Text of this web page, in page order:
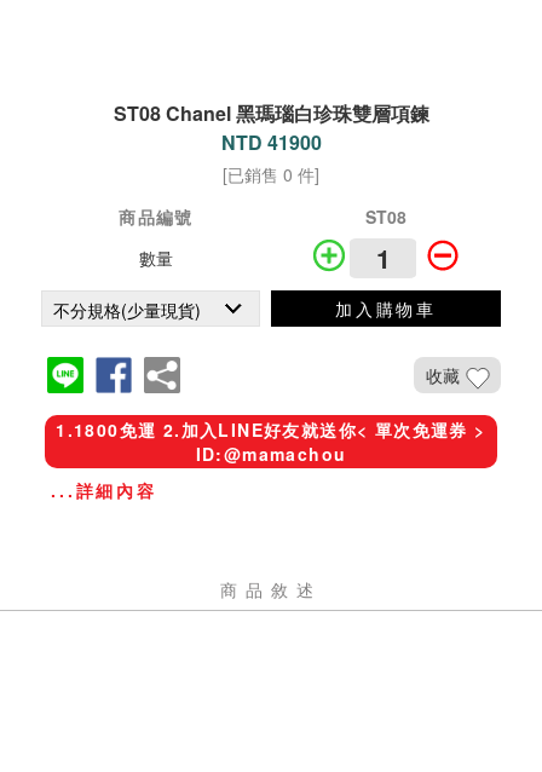
ST08 Chanel 黑瑪瑙白珍珠雙層項鍊
NTD 41900
[已銷售 0 件]
商品編號
ST08
數量
加入購物車
收藏
1.1800免運 2.加入LINE好友就送你< 單次免運券 >
ID:@mamachou
...詳細內容
商品敘述